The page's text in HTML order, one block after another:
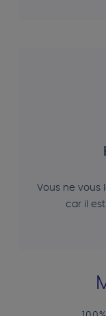
Vous ne vous
car il